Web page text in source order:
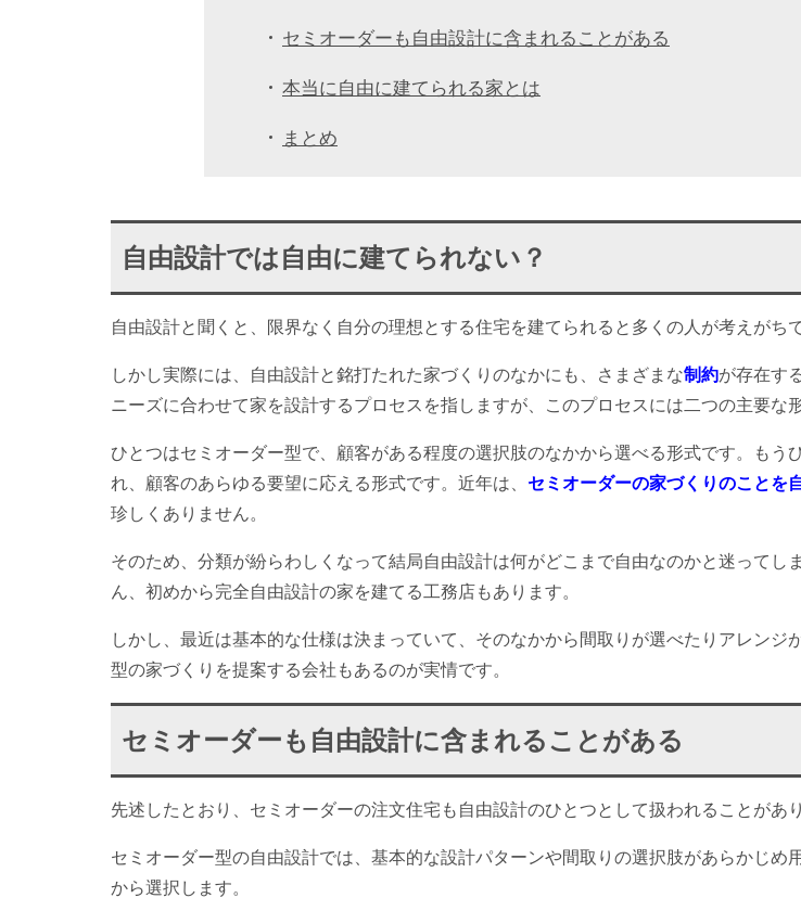
セミオーダーも自由設計に含まれることがある
本当に自由に建てられる家とは
まとめ
自由設計では自由に建てられない？
自由設計と聞くと、限界なく自分の理想とする住宅を建てられると多くの人が考えがちで
しかし実際には、自由設計と銘打たれた家づくりのなかにも、さまざまな制約が存在す
ニーズに合わせて家を設計するプロセスを指しますが、このプロセスには二つの主要な
ひとつはセミオーダー型で、顧客がある程度の選択肢のなかから選べる形式です。もう
れ、顧客のあらゆる要望に応える形式です。近年は、 セミオーダーの家づくりのことを
珍しくありません。
そのため、分類が紛らわしくなって結局自由設計は何がどこまで自由なのかと迷ってし
ん、初めから完全自由設計の家を建てる工務店もあります。
しかし、最近は基本的な仕様は決まっていて、そのなかから間取りが選べたりアレンジ
型の家づくりを提案する会社もあるのが実情です。
セミオーダーも自由設計に含まれることがある
先述したとおり、セミオーダーの注文住宅も自由設計のひとつとして扱われることがあり
セミオーダー型の自由設計では、基本的な設計パターンや間取りの選択肢があらかじめ
から選択します。